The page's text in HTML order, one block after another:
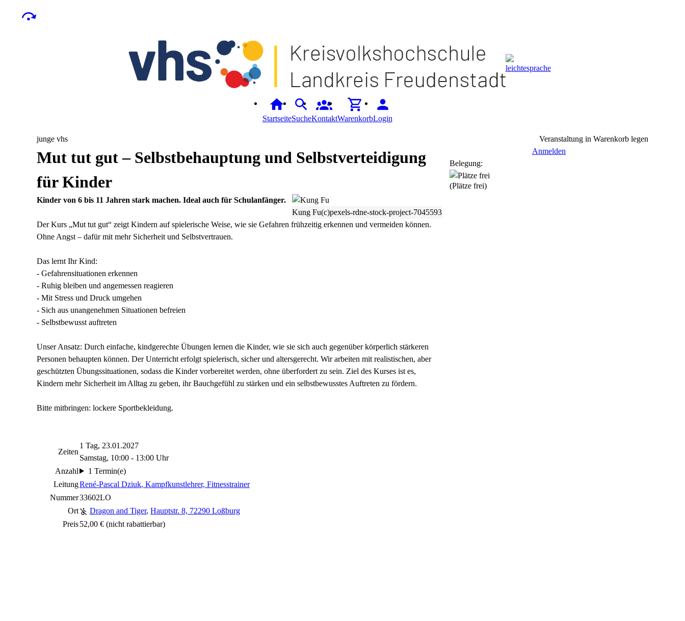
StartseiteSucheKontaktWarenkorbLogin
junge vhs
Mut tut gut – Selbstbehauptung und Selbstverteidigung
für Kinder
Kung Fu(c)pexels-rdne-stock-project-7045593
Kinder von 6 bis 11 Jahren stark machen. Ideal auch für Schulanfänger.
Der Kurs „Mut tut gut“ zeigt Kindern auf spielerische Weise, wie sie Gefahren frühzeitig erkennen und vermeiden können.
Ohne Angst – dafür mit mehr Sicherheit und Selbstvertrauen.
Das lernt Ihr Kind:
- Gefahrensituationen erkennen
- Ruhig bleiben und angemessen reagieren
- Mit Stress und Druck umgehen
- Sich aus unangenehmen Situationen befreien
- Selbstbewusst auftreten
Unser Ansatz: Durch einfache, kindgerechte Übungen lernen die Kinder, wie sie sich auch gegenüber körperlich stärkeren
Personen behaupten können. Der Unterricht erfolgt spielerisch, sicher und altersgerecht. Wir arbeiten mit realistischen, aber
geschützten Übungssituationen, sodass die Kinder vorbereitet werden, ohne überfordert zu sein. Ziel des Kurses ist es,
Kindern mehr Sicherheit im Alltag zu geben, ihr Bauchgefühl zu stärken und ein selbstbewusstes Auftreten zu fördern.
Bitte mitbringen: lockere Sportbekleidung.
Zeiten
1 Tag, 23.01.2027
Samstag, 10:00 - 13:00 Uhr
Anzahl
1 Termin(e)
LeitungRené-Pascal Dziuk, Kampfkunstlehrer, Fitnesstrainer
Nummer33602LO
Ort
Dragon and Tiger, Hauptstr. 8, 72290 Loßburg
Preis52,00 € (nicht rabattierbar)
Veranstaltung in Warenkorb legen
Anmelden
Belegung:
(Plätze frei)